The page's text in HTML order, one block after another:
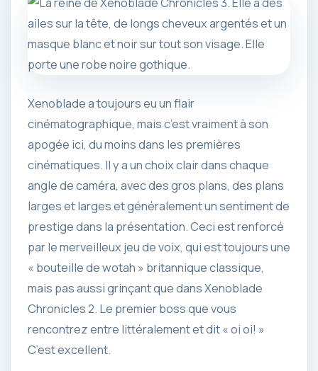
Xenoblade a toujours eu un flair
cinématographique, mais c’est vraiment à son
apogée ici, du moins dans les premières
cinématiques. Il y a un choix clair dans chaque
angle de caméra, avec des gros plans, des plans
larges et larges et généralement un sentiment de
prestige dans la présentation. Ceci est renforcé
par le merveilleux jeu de voix, qui est toujours une
« bouteille de wotah » britannique classique,
mais pas aussi grinçant que dans Xenoblade
Chronicles 2. Le premier boss que vous
rencontrez entre littéralement et dit « oi oi! »
C’est excellent.